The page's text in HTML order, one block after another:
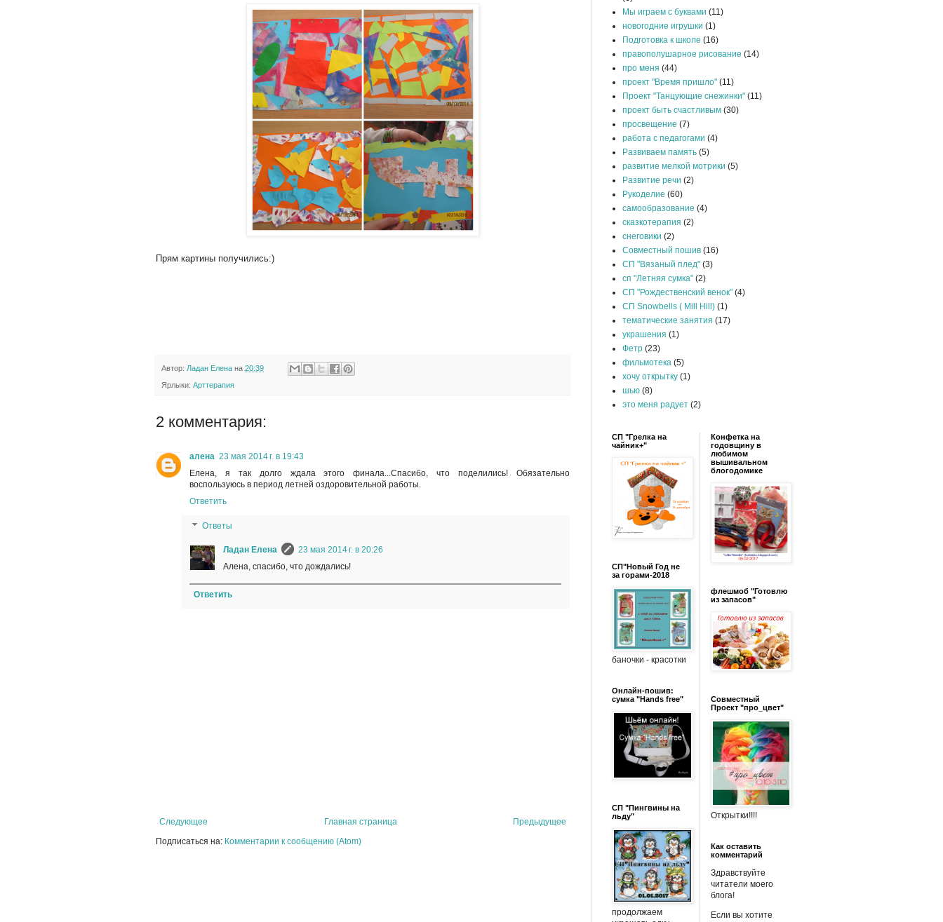
Прям картины получились:)
Автор: Ладан Елена на 20:39
Ярлыки: Арттерапия
2 комментария:
алена 23 мая 2014 г. в 19:43
Елена, я так долго ждала этого финала...Спасибо, что поделились! Обязательно
воспользуюсь в период летней оздоровительной работы.
Ответить
Ответы
Ладан Елена
23 мая 2014 г. в 20:26
Алена, спасибо, что дождались!
Ответить
Следующее Предыдущее
Главная страница
Подписаться на: Комментарии к сообщению (Atom)
Мы играем с буквами (11)
новогодние игрушки (1)
Подготовка к школе (16)
правополушарное рисование (14)
про меня (44)
проект "Время пришло" (11)
Проект "Танцующие снежинки" (11)
проект быть счастливым (30)
просвещение (7)
работа с педагогами (4)
Развиваем память (5)
развитие мелкой мотрики (5)
Развитие речи (2)
Рукоделие (60)
самообразование (4)
сказкотерапия (2)
снеговики (2)
Совместный пошив (16)
СП "Вязаный плед" (3)
сп "Летняя сумка" (2)
СП "Рождественский венок" (4)
СП Snowbells ( Mill Hill) (1)
тематические занятия (17)
украшения (1)
Фетр (23)
фильмотека (5)
хочу открытку (1)
шью (8)
это меня радует (2)
СП "Грелка на
чайник+"
СП"Новый Год не
за горами-2018
баночки - красотки
Онлайн-пошив:
сумка "Hands free"
СП "Пингвины на
льду"
продолжаем
Конфетка на
годовщину в
любимом
вышивальном
блогодомике
флешмоб "Готовлю
из запасов"
Совместный
Проект "про_цвет"
Открытки!!!!
Как оставить
комментарий
Здравствуйте
читатели моего
блога!
Если вы хотите